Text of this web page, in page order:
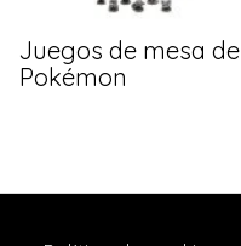
Juegos de mesa de
Pokémon